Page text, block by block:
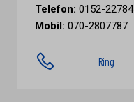
Telefon: 0152-22784
Mobil: 070-2807787
Ring